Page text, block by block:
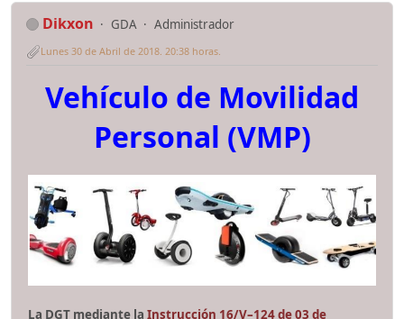
Dikxon GDA Administrador
Lunes 30 de Abril de 2018. 20:38 horas.
Vehículo de Movilidad
Personal (VMP)
La DGT mediante la Instrucción 16/V–124 de 03 de